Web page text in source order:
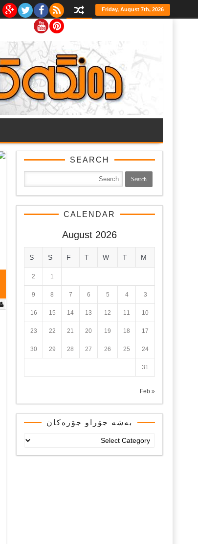
Friday, August 7th, 2026
SEARCH
CALENDAR
August 2026
M
T
W
T
F
S
S
1
2
3
4
5
6
7
8
9
10
11
12
13
14
15
16
17
18
19
20
21
22
23
24
25
26
27
28
29
30
31
« Feb
بەشە جۆراو جۆرەکان
جۆرەکان